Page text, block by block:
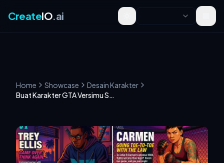
CreateIO.ai Toggle theme
Home Showcase
Desain Karakter
Buat Karakter GTA Versimu Sendiri